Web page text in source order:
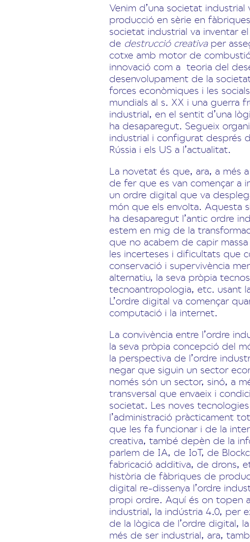
Venim d’una societat
producció en sèrie en
societat industrial va inventar
de destrucció creativaper
cotxe amb motor de
innovació com a teoria del
desenvolupament de la
forces econòmiques i les
mundials al s. XX i una guerra
industrial, en el sentit d’una
ha desaparegut. Segueix
industrial i configurat després
Rússia i els US a l’actualitat.
La novetat és que, ara, a més
de fer que es van començar a
un ordre digital que va
món que els envolta. Aquesta
ha desaparegut l’antic ordre
estem en mig de la
que no acabem de capir
les incerteses i dificultats que
conservació i supervivència
alternatiu, la seva pròpia
tecnoantropologia, etc. usant
L’ordre digital va començar
computació i la internet.
La convivència entre l’ordre
la seva pròpia concepció del
la perspectiva de l’ordre
negar que siguin un sector
només són un sector, sinó, a
transversal que envaeix i
societat. Les noves
l’administració pràcticament
que les fa funcionar i de la
creativa, també depèn de la
parlem de IA, de IoT, de
fabricació additiva, de drons,
història de fàbriques de
digital re-dissenya l’ordre
propi ordre. Aquí és on topen
industrial, la indústria 4.0, per
de la lògica de l’ordre digital,
més de ser industrial, ara,